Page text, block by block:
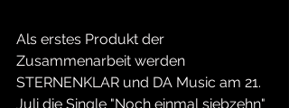
Als erstes Produkt der
Zusammenarbeit werden
STERNENKLAR und DA Music am 21.
Juli die Single "Noch einmal siebzehn"